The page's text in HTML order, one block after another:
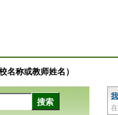
名称或教师姓名）